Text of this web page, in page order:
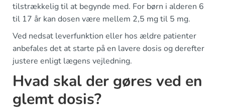
tilstrækkelig til at begynde med. For børn i alderen 6
til 17 år kan dosen være mellem 2,5 mg til 5 mg.
Ved nedsat leverfunktion eller hos ældre patienter
anbefales det at starte på en lavere dosis og derefter
justere enligt lægens vejledning.
Hvad skal der gøres ved en
glemt dosis?